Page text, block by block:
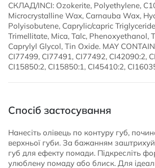
СКЛАД/INCI: Ozokerite, Polyethylene,
Microcrystalline Wax, Carnauba Wax,
Polyisobutene, Caprylic/capric
Trimellitate, Mica, Talc, Phenoxyethanol,
Caprylyl Glycol, Tin Oxide. MAY
CI77499, CI77491, CI77492, CI42090:2,
CI15850:2, CI15850:1, CI45410:2,
Спосіб застосування
Нанесіть олівець по контуру губ,
верхньої губи. За бажанням
губ для ефекту помади. Підкресліть
улюблену помаду або блиск. Для